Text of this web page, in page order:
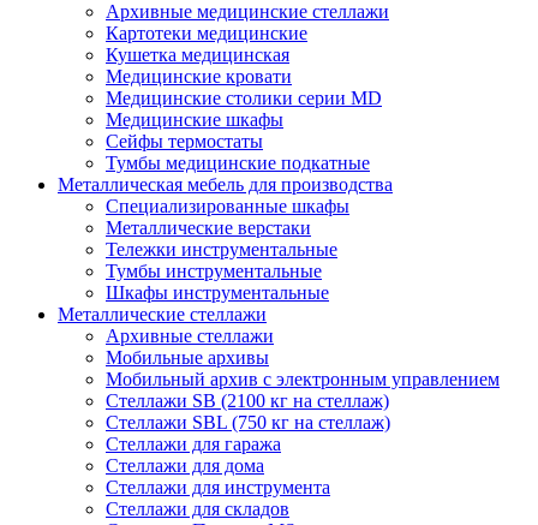
Архивные медицинские стеллажи
Картотеки медицинские
Кушетка медицинская
Медицинские кровати
Медицинские столики серии MD
Медицинские шкафы
Сейфы термостаты
Тумбы медицинские подкатные
Металлическая мебель для производства
Cпециализированные шкафы
Металлические верстаки
Тележки инструментальные
Тумбы инструментальные
Шкафы инструментальные
Металлические стеллажи
Архивные стеллажи
Мобильные архивы
Мобильный архив с электронным управлением
Стеллажи SB (2100 кг на стеллаж)
Стеллажи SBL (750 кг на стеллаж)
Стеллажи для гаража
Стеллажи для дома
Стеллажи для инструмента
Стеллажи для складов